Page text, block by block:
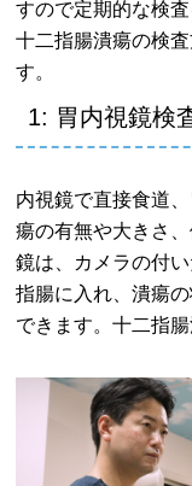
すので定期的な検
十二指腸潰瘍の検
す。
1: 胃内視鏡検
内視鏡で直接食道
瘍の有無や大きさ
鏡は、カメラの付
指腸に入れ、潰瘍
できます。十二指